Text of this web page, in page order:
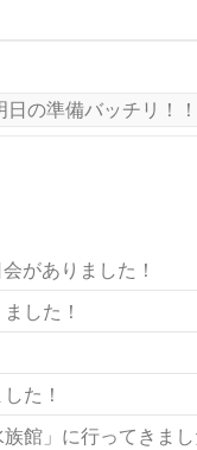
日の準備バッチリ！
がありました！
した！
た！
館」に行ってきま